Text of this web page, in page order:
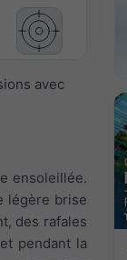
avec
ensoleillée.
légère brise
des rafales
pendant la